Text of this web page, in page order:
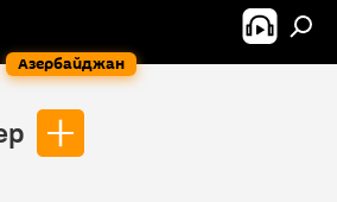
Азербайджан